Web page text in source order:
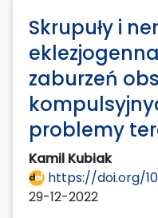
Skrupuły i
zaburzeń
problemy
Kamil Kubiak
https://doi.org/
29-12-2022